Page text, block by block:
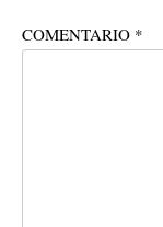
COMENTARIO *